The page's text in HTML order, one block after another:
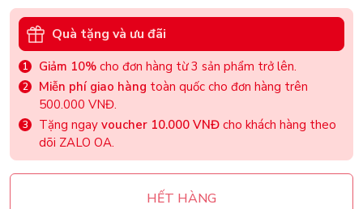
Quà tặng và ưu đãi
Giảm 10% cho đơn hàng từ 3 sản phẩm trở lên.
Miễn phí giao hàng toàn quốc cho đơn hàng trên
500.000 VNĐ.
Tặng ngay voucher 10.000 VNĐ cho khách hàng theo
dõi ZALO OA.
HẾT HÀNG